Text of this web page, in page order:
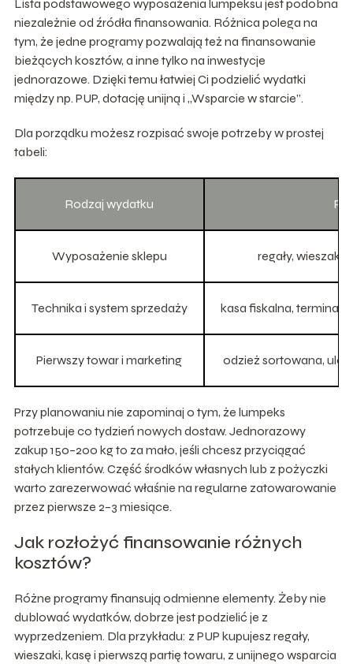
Lista podstawowego wyposażenia lumpeksu jest podobna
niezależnie od źródła finansowania. Różnica polega na
tym, że jedne programy pozwalają też na finansowanie
bieżących kosztów, a inne tylko na inwestycje
jednorazowe. Dzięki temu łatwiej Ci podzielić wydatki
między np. PUP, dotację unijną i „Wsparcie w starcie”.
Dla porządku możesz rozpisać swoje potrzeby w prostej
tabeli:
Rodzaj wydatku
Wyposażenie sklepu regały, wieszaki,
Technika i system sprzedaży kasa fiskalna, terminal,
Pierwszy towar i marketing odzież sortowana,
Przy planowaniu nie zapominaj o tym, że lumpeks
potrzebuje co tydzień nowych dostaw. Jednorazowy
zakup 150–200 kg to za mało, jeśli chcesz przyciągać
stałych klientów. Część środków własnych lub z pożyczki
warto zarezerwować właśnie na regularne zatowarowanie
przez pierwsze 2–3 miesiące.
Jak rozłożyć finansowanie różnych
kosztów?
Różne programy finansują odmienne elementy. Żeby nie
dublować wydatków, dobrze jest podzielić je z
wyprzedzeniem. Dla przykładu: z PUP kupujesz regały,
wieszaki, kasę i pierwszą partię towaru, z unijnego wsparcia